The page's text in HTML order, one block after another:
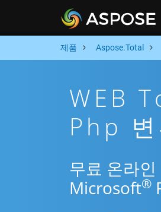
제품 Aspose.Total
WEB
Php
무료 온라
Microsoft®